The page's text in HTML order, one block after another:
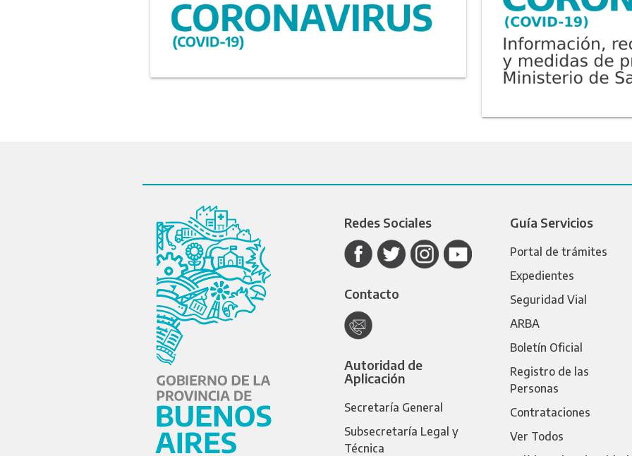
Redes Sociales
Contacto
Autoridad de
Aplicación
Secretaría General
Subsecretaría Legal y
Técnica
Guía Servicios
Portal de trámites
Expedientes
Seguridad Vial
ARBA
Boletín Oficial
Registro de las
Personas
Contrataciones
Ver Todos